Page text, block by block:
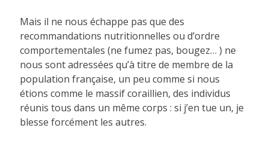
Mais il ne nous échappe pas que des
recommandations nutritionnelles ou d’ordre
comportementales (ne fumez pas, bougez… ) ne
nous sont adressées qu’à titre de membre de la
population française, un peu comme si nous
étions comme le massif coraillien, des individus
réunis tous dans un même corps : si j’en tue un, je
blesse forcément les autres.